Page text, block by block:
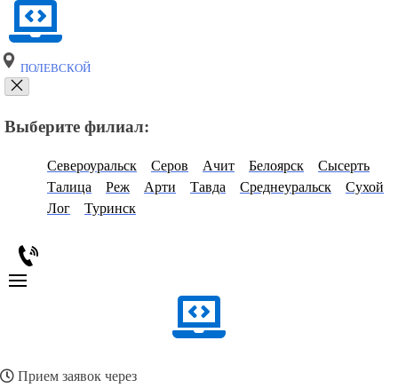
ПОЛЕВСКОЙ
Выберите филиал:
Североуральск Серов Ачит Белоярск
Сысерть
Талица
Реж Арти Тавда Среднеуральск
Сухой
Лог
Туринск
Прием заявок через